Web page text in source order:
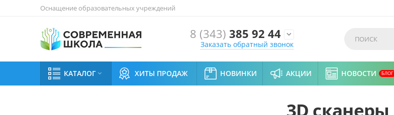
Оснащение образовательных учреждений
8 (343) 385 92 44 
Заказать обратный звонок
КАТАЛОГ  ХИТЫ ПРОДАЖ НОВИНКИ АКЦИИ НОВОСТИ БЛОГ
3D сканеры